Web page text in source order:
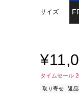
サイズ
タイムセール
取り寄せ 返